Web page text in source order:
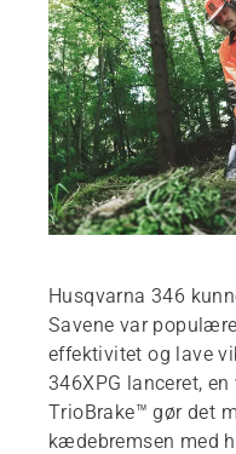
Husqvarna 346
Savene var
effektivitet og lave
346XPG lanceret,
TrioBrake™ gør det
kædebremsen med